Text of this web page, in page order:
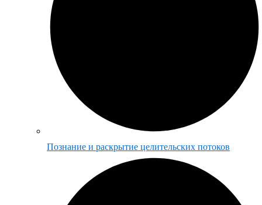
Познание и раскрытие целительских потоков